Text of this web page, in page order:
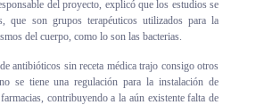
del proyecto, explicó que los estudios se
que son grupos terapéuticos utilizados para la
del cuerpo, como lo son las bacterias.
antibióticos sin receta médica trajo consigo otros
se tiene una regulación para la instalación de
contribuyendo a la aún existente falta de